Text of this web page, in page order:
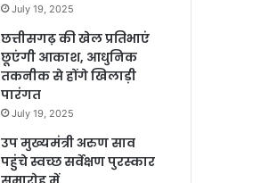
July 19, 2025
छत्तीसगढ़ की खेल प्रतिभाएं
छूएंगी आकाश, आधुनिक
तकनीक से होंगे खिलाड़ी
पारंगत
July 19, 2025
उप मुख्यमंत्री अरुण साव
पहुंचे स्वच्छ सर्वेक्षण पुरस्कार